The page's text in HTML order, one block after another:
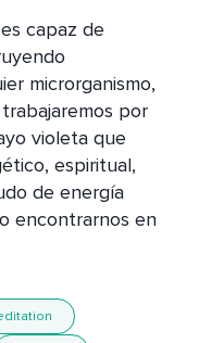
capaz de
microrganismo,
por
violeta que
espiritual,
de energía
encontrarnos en